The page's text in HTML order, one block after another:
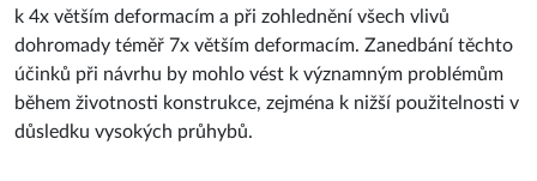
k 4x větším deformacím a při zohlednění všech vlivů
dohromady téměř 7x větším deformacím. Zanedbání těchto
účinků při návrhu by mohlo vést k významným problémům
během životnosti konstrukce, zejména k nižší použitelnosti v
důsledku vysokých průhybů.